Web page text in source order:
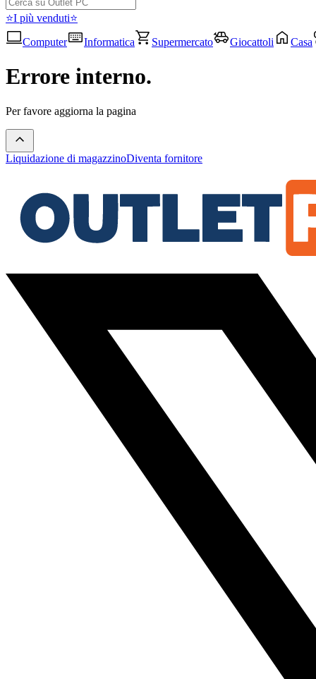
⭐I più venduti⭐
Computer
Informatica Supermercato Giocattoli Casa
Errore interno.
Per favore aggiorna la pagina
Liquidazione di magazzinoDiventa fornitore